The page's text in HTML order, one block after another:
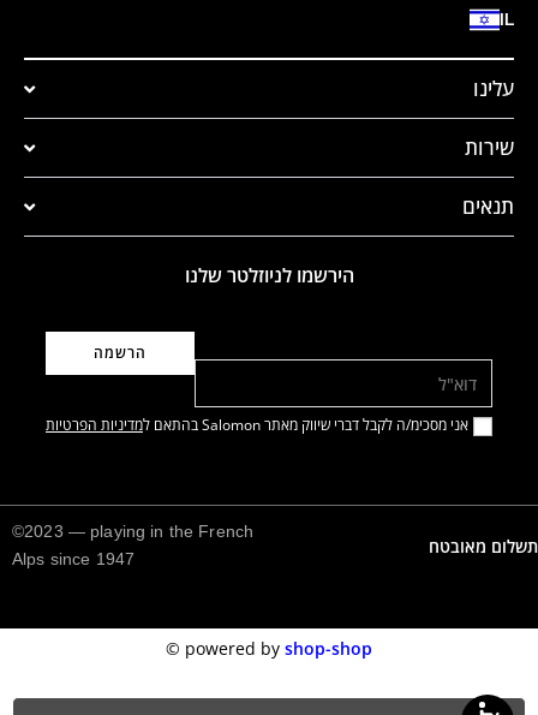
IL
עלינו
שירות
תנאים
הירשמו לניוזלטר שלנו
אני מסכימ/ה לקבל דברי שיווק מאתר Salomon בהתאם ל מדיניות הפרטיות
תשלום מאובטח
©2023 — playing in the French
Alps since 1947
powered by shop-shop
©️